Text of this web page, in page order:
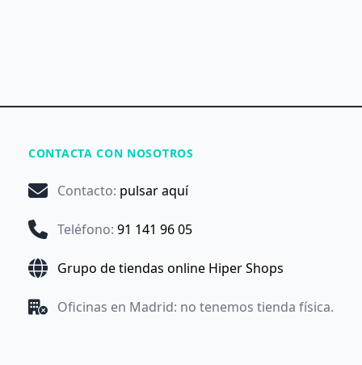
CONTACTA CON NOSOTROS
Contacto: pulsar aquí
Teléfono: 91 141 96 05
Grupo de tiendas online Hiper Shops
Oficinas en Madrid: no tenemos tienda física.